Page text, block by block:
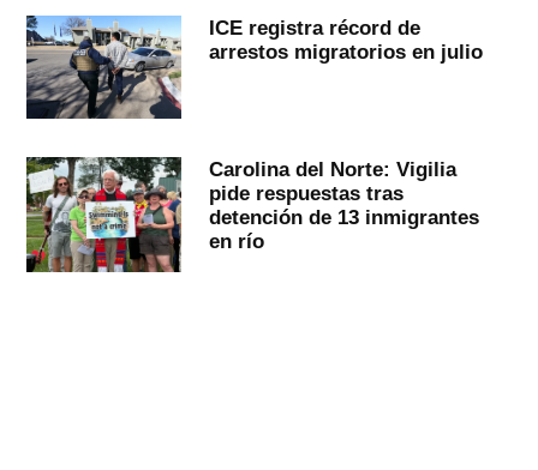
ICE registra récord de
arrestos migratorios en julio
Carolina del Norte: Vigilia
pide respuestas tras
detención de 13 inmigrantes
en río